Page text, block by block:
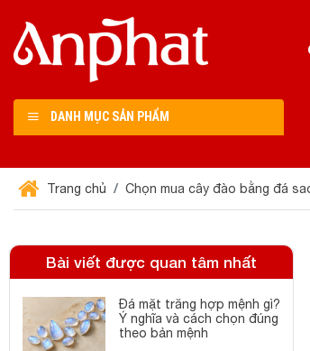
đến
nội
DANH MỤC SẢN PHẨM
Trang chủ Chọn mua cây đào bằng đá
Bài viết được quan tâm nhất
Đá mặt trăng hợp mệnh gì?
Ý nghĩa và cách chọn đúng
theo bản mệnh